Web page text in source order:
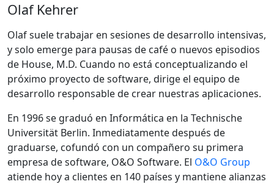
Olaf Kehrer
Olaf suele trabajar en sesiones de desarrollo intensivas,
y solo emerge para pausas de café o nuevos episodios
de House, M.D. Cuando no está conceptualizando el
próximo proyecto de software, dirige el equipo de
desarrollo responsable de crear nuestras aplicaciones.
En 1996 se graduó en Informática en la Technische
Universität Berlin. Inmediatamente después de
graduarse, cofundó con un compañero su primera
empresa de software, O&O Software. El O&O Group
atiende hoy a clientes en 140 países y mantiene alianzas